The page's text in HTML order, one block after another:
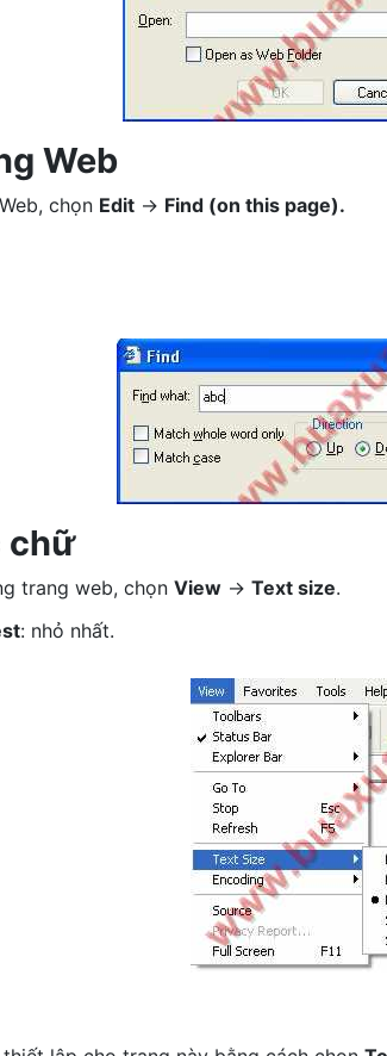
Web
chọn Edit -> Find (on this page).
chữ
trang web, chọn View -> Text size.
: nhỏ nhất.